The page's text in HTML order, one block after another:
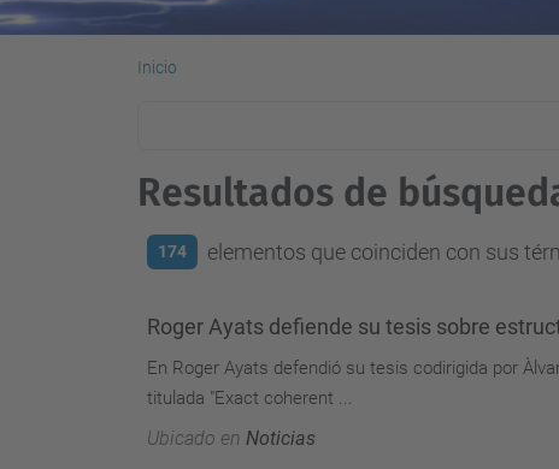
Inicio
Resultados de
174 elementos que coinciden con sus
Roger Ayats defiende su tesis sobre
En Roger Ayats defendió su tesis codirigida por
titulada "Exact coherent ...
Ubicado en Noticias